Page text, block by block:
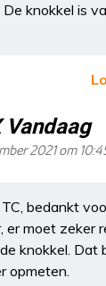
knokkel is
Vandaag
2021 om
bedankt
er moet zeker
knokkel. Dat
opmeten.